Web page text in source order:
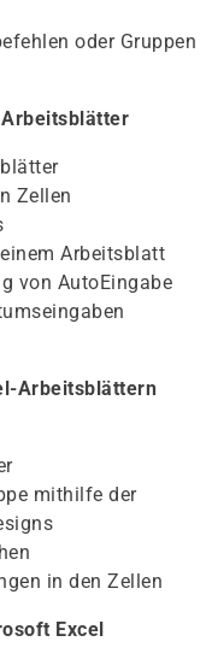
oder Gruppen
Zellen
Arbeitsblatt
von AutoEingabe
Arbeitsblättern
mithilfe der
in den Zellen
Excel